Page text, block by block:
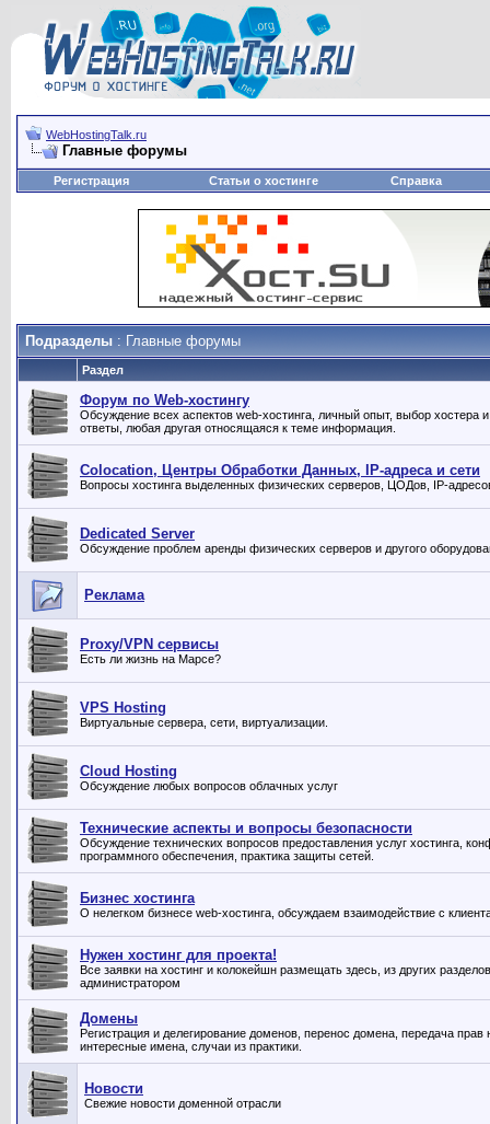
WebHostingTalk.ru
Главные форумы
Регистрация Статьи о хостинге Справка
Подразделы : Главные форумы
Раздел
Форум по Web-хостингу
Обсуждение всех аспектов web-хостинга, личный опыт, выбор хостера
ответы, любая другая относящаяся к теме информация.
Сolocation, Центры Обработки Данных, IP-адреса и сети
Вопросы хостинга выделенных физических серверов, ЦОДов, IP-
Dedicated Server
Обсуждение проблем аренды физических серверов и другого
Реклама
Proxy/VPN сервисы
Есть ли жизнь на Марсе?
VPS Hosting
Виртуальные сервера, сети, виртуализации.
Cloud Hosting
Обсуждение любых вопросов облачных услуг
Технические аспекты и вопросы безопасности
Обсуждение технических вопросов предоставления услуг хостинга,
программного обеспечения, практика защиты сетей.
Бизнес хостинга
О нелегком бизнесе web-хостинга, обсуждаем взаимодействие с
Нужен хостинг для проекта!
Все заявки на хостинг и колокейшн размещать здесь, из других
администратором
Домены
Регистрация и делегирование доменов, перенос домена, передача прав
интересные имена, случаи из практики.
Новости
Свежие новости доменной отрасли